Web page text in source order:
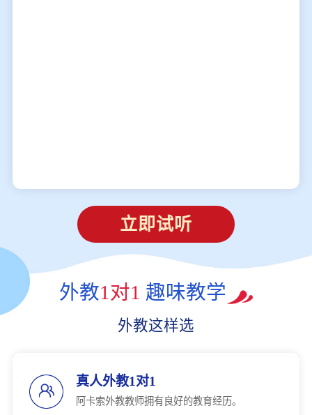
立即试听
外教1对1 趣味教学
外教这样选
真人外教1对1
阿卡索外教教师拥有良好的教育经历。